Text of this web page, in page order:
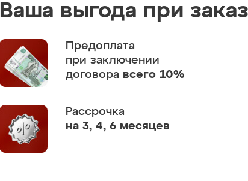
Ваша выгода при
Предоплата
при заключении
договора всего 10%
Рассрочка
на 3, 4, 6 месяцев